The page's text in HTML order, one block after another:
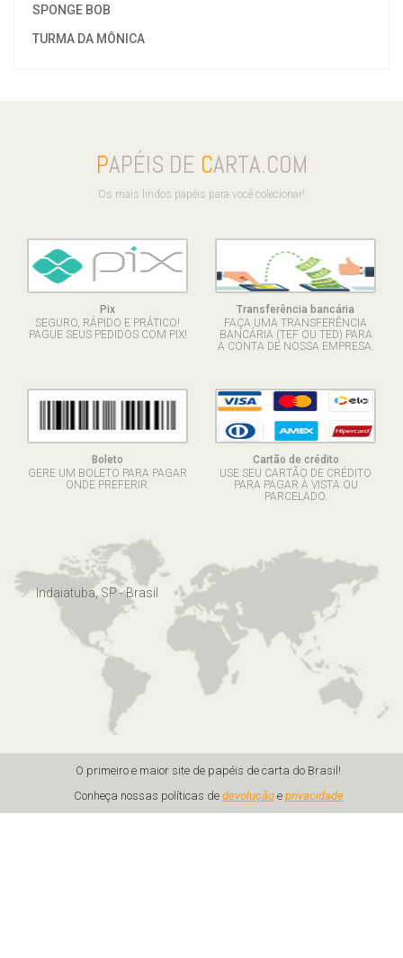
SPONGE BOB
TURMA DA MÔNICA
PAPÉIS DE CARTA.COM
Os mais lindos papéis para você colecionar!
Pix
SEGURO, RÁPIDO E PRÁTICO!
PAGUE SEUS PEDIDOS COM PIX!
Transferência bancária
FAÇA UMA TRANSFERÊNCIA
BANCÁRIA (TEF OU TED) PARA
A CONTA DE NOSSA EMPRESA.
Boleto
GERE UM BOLETO PARA PAGAR
ONDE PREFERIR.
Cartão de crédito
USE SEU CARTÃO DE CRÉDITO
PARA PAGAR À VISTA OU
PARCELADO.
Indaiatuba, SP - Brasil
O primeiro e maior site de papéis de carta do Brasil!
Conheça nossas políticas de devoluçãoe privacidade